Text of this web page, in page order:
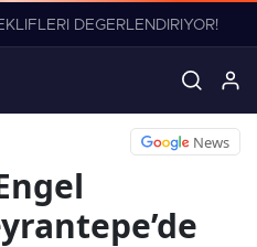
DEĞERLENDİRİYOR!
News